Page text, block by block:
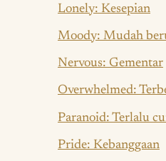
Lonely: Kesepian
Moody: Mudah
Nervous: Gementar
Overwhelmed:
Paranoid: Terlalu
Pride: Kebanggaan